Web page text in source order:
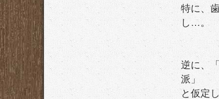
特に、
し…。
逆に、
派」
と仮定